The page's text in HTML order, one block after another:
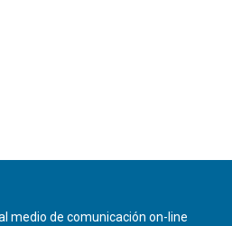
medio de comunicación on-line